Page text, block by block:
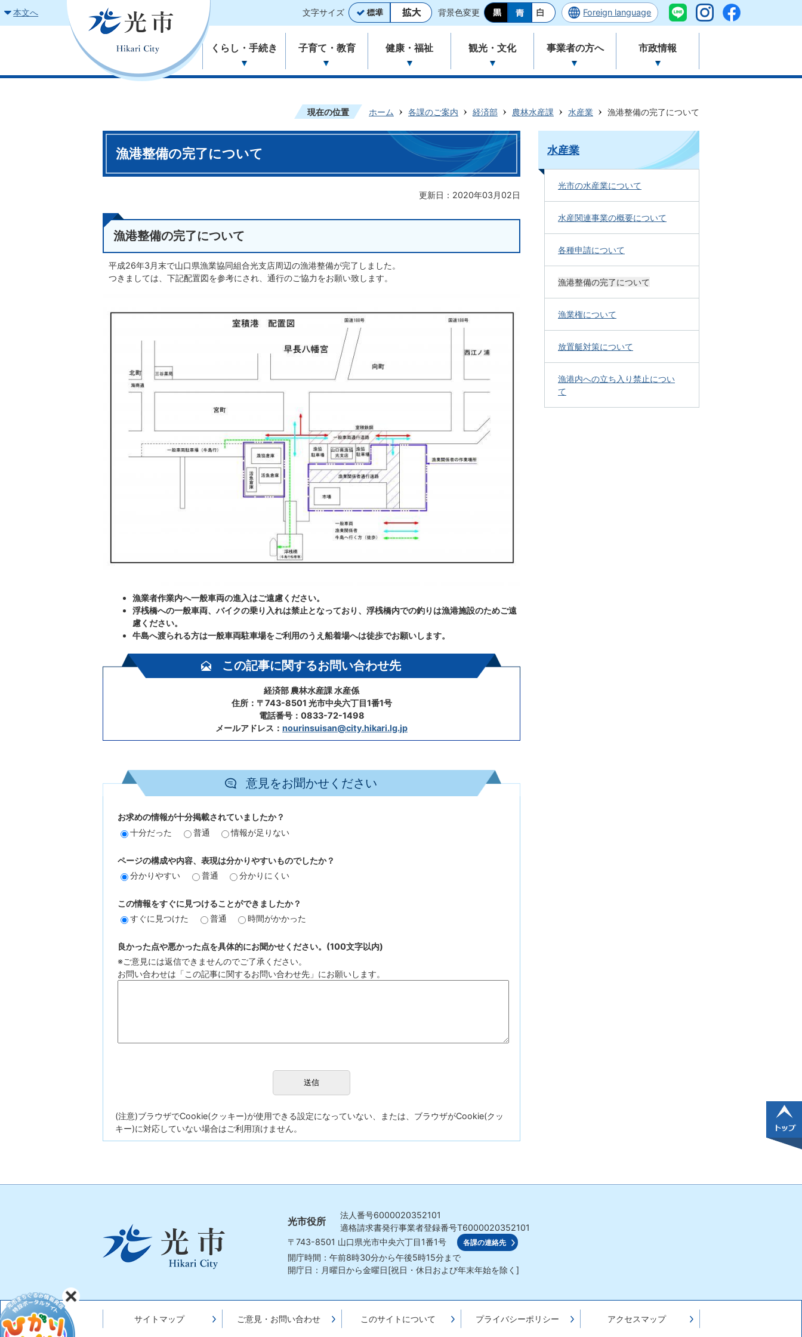
本文へ 文字サイズ 背景色変更 Foreign language
くらし・手続き 子育て・教育 健康・福祉 観光・文化 事業者の方へ 市政情報
現在の位置 ホーム 各課のご案内 経済部 農林水産課 水産業 漁港整備の完了について
漁港整備の完了について
更新日：2020年03月02日
漁港整備の完了について
平成26年3月末で山口県漁業協同組合光支店周辺の漁港整備が完了しました。
つきましては、下記配置図を参考にされ、通行のご協力をお願い致します。
漁業者作業内へ一般車両の進入はご遠慮ください。
浮桟橋への一般車両、バイクの乗り入れは禁止となっており、浮桟橋内での釣りは漁港施設のためご遠
慮ください。
牛島へ渡られる方は一般車両駐車場をご利用のうえ船着場へは徒歩でお願いします。
この記事に関するお問い合わせ先
経済部 農林水産課 水産係
住所：〒743-8501 光市中央六丁目1番1号
電話番号：0833-72-1498
メールアドレス： nourinsuisan@city.hikari.lg.jp
意見をお聞かせください
お求めの情報が十分掲載されていましたか？
十分だった
普通 情報が足りない
ページの構成や内容、表現は分かりやすいものでしたか？
分かりやすい
普通 分かりにくい
この情報をすぐに見つけることができましたか？
すぐに見つけた
普通 時間がかかった
良かった点や悪かった点を具体的にお聞かせください。(100文字以内)
※ご意見には返信できませんのでご了承ください。
お問い合わせは「この記事に関するお問い合わせ先」にお願いします。
(注意)ブラウザでCookie(クッキー)が使用できる設定になっていない、または、ブラウザがCookie(クッ
キー)に対応していない場合はご利用頂けません。
水産業
光市の水産業について
水産関連事業の概要について
各種申請について
漁港整備の完了について
漁業権について
放置艇対策について
漁港内への立ち入り禁止につい
て
Hikari
光市役所
法人番号6000020352101
適格請求書発行事業者登録番号T6000020352101
〒743-8501 山口県光市中央六丁目1番1号 各課の連絡先
開庁時間：午前8時30分から午後5時15分まで
開庁日：月曜日から金曜日[祝日・休日および年末年始を除く]
サイトマップ ご意見・お問い合わせ このサイトについて プライバシーポリシー アクセスマップ